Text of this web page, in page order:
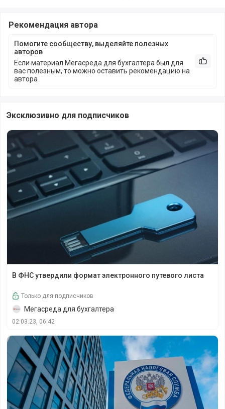
Рекомендация автора
Помогите сообществу, выделяйте полезных
авторов
Если материал Мегасреда для бухгалтера был для
вас полезным, то можно оставить рекомендацию на
автора
Эксклюзивно для подписчиков
В ФНС утвердили формат электронного путевого листа
Только для подписчиков
Мегасреда для бухгалтера
02.03.23, 06:42